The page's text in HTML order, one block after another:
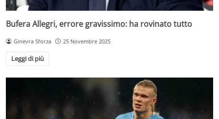
Bufera Allegri, errore gravissimo: ha rovinato tutto
Ginevra Sforza 25 Novembre 2025
Leggi di più